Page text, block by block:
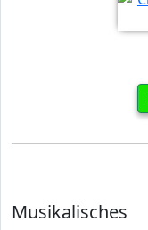
Musikalisches